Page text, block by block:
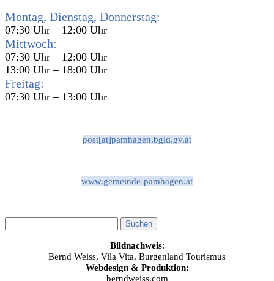
Montag, Dienstag, Donnerstag:
07:30 Uhr – 12:00 Uhr
Mittwoch:
07:30 Uhr – 12:00 Uhr
13:00 Uhr – 18:00 Uhr
Freitag:
07:30 Uhr – 13:00 Uhr
post[at]pamhagen.bgld.gv.at
www.gemeinde-pamhagen.at
Bildnachweis:
Bernd Weiss, Vila Vita, Burgenland Tourismus
Webdesign & Produktion:
berndweiss.com